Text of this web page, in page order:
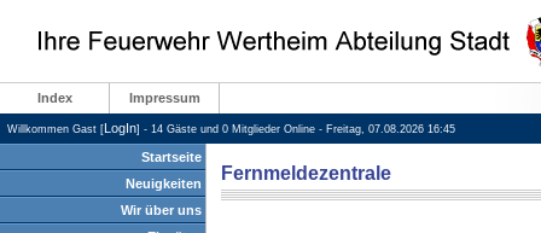
Index Impressum
Willkommen Gast [LogIn] - 14 Gäste und 0 Mitglieder Online - Freitag, 07.08.2026 16:45
Startseite
Neuigkeiten
Wir über uns
Fernmeldezentrale